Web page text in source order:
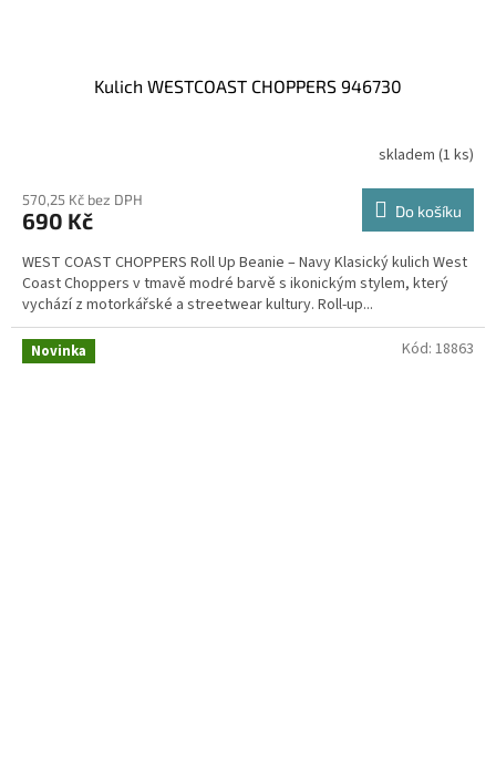
Kulich WESTCOAST CHOPPERS 946730
skladem (1 ks)
570,25 Kč bez DPH
690 Kč Do košíku
WEST COAST CHOPPERS Roll Up Beanie – Navy Klasický kulich West
Coast Choppers v tmavě modré barvě s ikonickým stylem, který
vychází z motorkářské a streetwear kultury. Roll-up...
Novinka Kód: 18863